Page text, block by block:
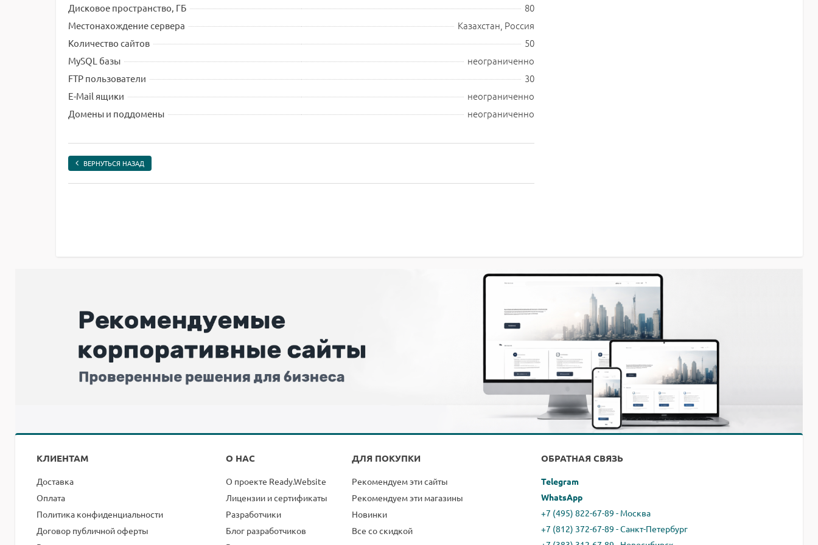
Дисковое пространство, ГБ 80
Местонахождение сервера Казахстан, Россия
Количество сайтов 50
MySQL базы неограниченно
FTP пользователи 30
E-Mail ящики неограниченно
Домены и поддомены неограниченно
ВЕРНУТЬСЯ НАЗАД
КЛИЕНТАМ О НАС ДЛЯ ПОКУПКИ ОБРАТНАЯ СВЯЗЬ
Доставка
Оплата
Политика конфиденциальности
Договор публичной оферты
О проекте Ready.Website
Лицензии и сертификаты
Разработчики
Блог разработчиков
Рекомендуем эти сайты
Рекомендуем эти магазины
Новинки
Все со скидкой
Telegram
WhatsApp
+7 (495) 822-67-89 - Москва
+7 (812) 372-67-89 - Санкт-Петербург